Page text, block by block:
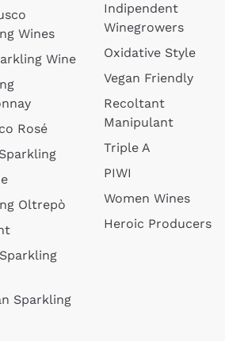
Wines
Wine
Rosé
Oltrepò
Sparkling
Indipendent
Winegrowers
Oxidative Style
Vegan Friendly
Recoltant
Manipulant
Triple A
PIWI
Women Wines
Heroic Producers